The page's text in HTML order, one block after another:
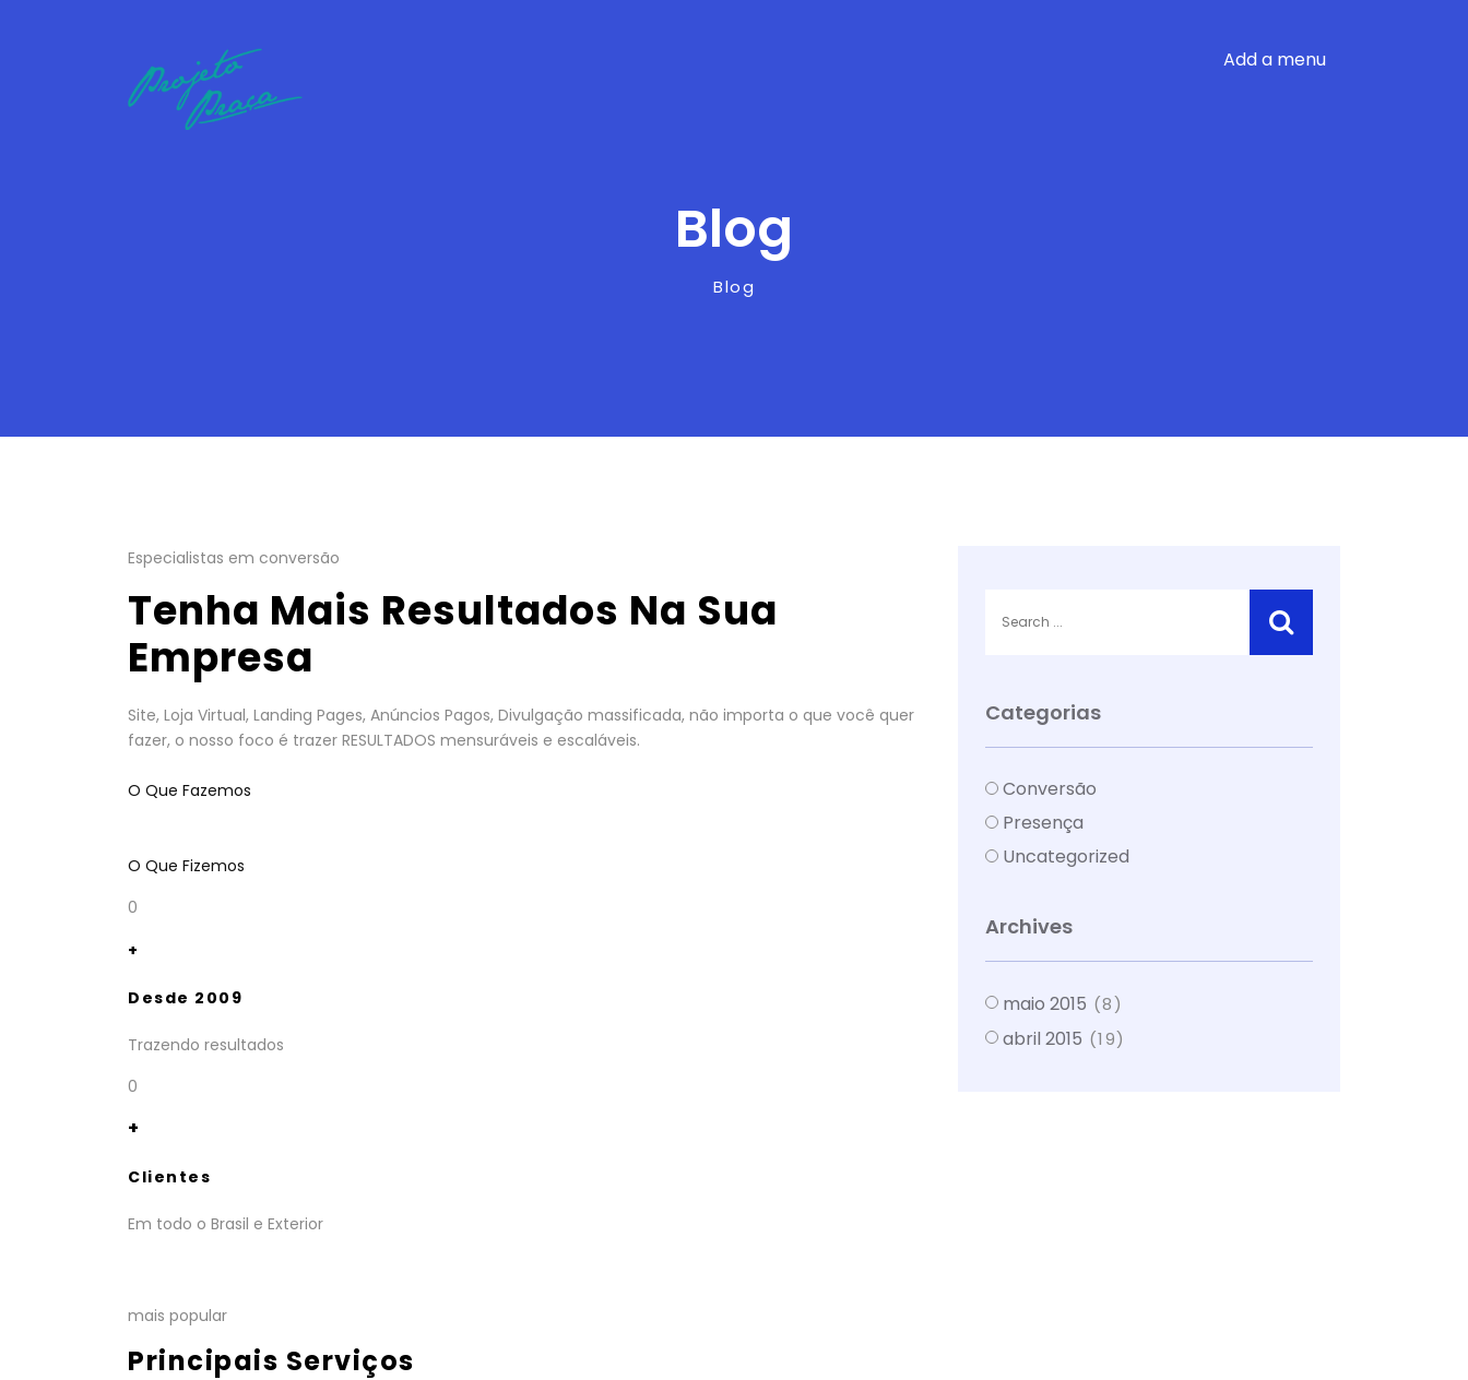
Add a menu
Blog
Blog
Especialistas em conversão
Tenha Mais Resultados Na Sua
Empresa
Site, Loja Virtual, Landing Pages, Anúncios Pagos, Divulgação massificada, não importa o que você quer
fazer, o nosso foco é trazer RESULTADOS mensuráveis e escaláveis.
O Que Fazemos
O Que Fizemos
0
+
Desde 2009
Trazendo resultados
0
+
Clientes
Em todo o Brasil e Exterior
mais popular
Principais Serviços
Categorias
Conversão
Presença
Uncategorized
Archives
maio 2015 (8)
abril 2015 (19)